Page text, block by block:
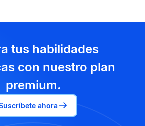
tus habilidades
con nuestro plan
premium.
ahora